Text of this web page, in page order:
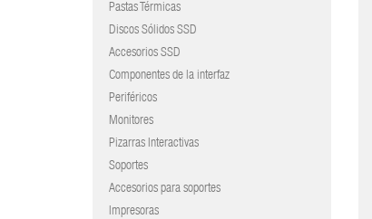
Pastas Térmicas
Discos Sólidos SSD
Accesorios SSD
Componentes de la interfaz
Periféricos
Monitores
Pizarras Interactivas
Soportes
Accesorios para soportes
Impresoras